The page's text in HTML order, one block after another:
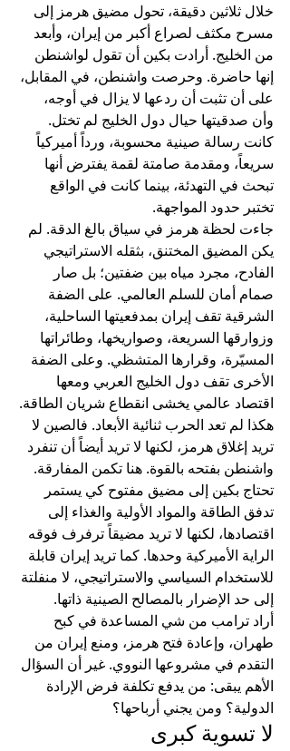
خلال ثلاثين دقيقة، تحول مضيق هرمز إلى
مسرح مكثف لصراع أكبر من إيران، وأبعد
من الخليج. أرادت بكين أن تقول لواشنطن
إنها حاضرة. وحرصت واشنطن، في المقابل،
على أن تثبت أن ردعها لا يزال في أوجه،
وأن صدقيتها حيال دول الخليج لم تختل.
كانت رسالة صينية محسوبة، ورداً أميركياً
سريعاً، ومقدمة صامتة لقمة يفترض أنها
تبحث في التهدئة، بينما كانت في الواقع
تختبر حدود المواجهة.
جاءت لحظة هرمز في سياق بالغ الدقة. لم
يكن المضيق المختنق، بثقله الاستراتيجي
الفادح، مجرد مياه بين ضفتين؛ بل صار
صمام أمان للسلم العالمي. على الضفة
الشرقية تقف إيران بمدفعيتها الساحلية،
وزوارقها السريعة، وصواريخها، وطائراتها
المسيّرة، وقرارها المتشظي. وعلى الضفة
الأخرى تقف دول الخليج العربي ومعها
اقتصاد عالمي يخشى انقطاع شريان الطاقة.
هكذا لم تعد الحرب ثنائية الأبعاد. فالصين لا
تريد إغلاق هرمز، لكنها لا تريد أيضاً أن تنفرد
واشنطن بفتحه بالقوة. هنا تكمن المفارقة.
تحتاج بكين إلى مضيق مفتوح كي يستمر
تدفق الطاقة والمواد الأولية والغذاء إلى
اقتصادها، لكنها لا تريد مضيقاً ترفرف فوقه
الراية الأميركية وحدها. كما تريد إيران قابلة
للاستخدام السياسي والاستراتيجي، لا منفلتة
إلى حد الإضرار بالمصالح الصينية ذاتها.
أراد ترامب من شي المساعدة في كبح
طهران، وإعادة فتح هرمز، ومنع إيران من
التقدم في مشروعها النووي. غير أن السؤال
الأهم يبقى: من يدفع تكلفة فرض الإرادة
الدولية؟ ومن يجني أرباحها؟
لا تسوية كبرى